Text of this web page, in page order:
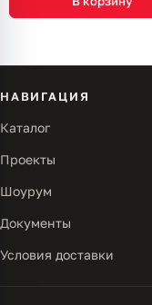
НАВИГАЦИЯ
Каталог
Проекты
Шоурум
Документы
Условия доставки